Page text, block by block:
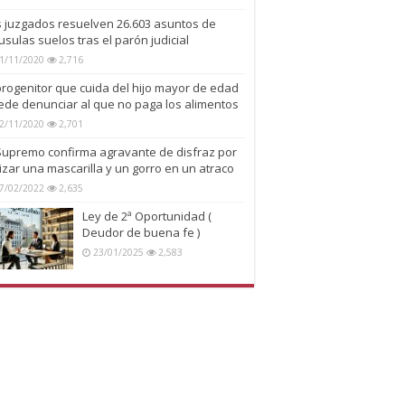
juzgados resuelven 26.603 asuntos de
suelos tras el parón judicial
11/2020 2,716
que cuida del hijo mayor de edad
denunciar al que no paga los alimentos
11/2020 2,701
confirma agravante de disfraz por
una mascarilla y un gorro en un atraco
02/2022 2,635
Ley de 2ª Oportunidad (
Deudor de buena fe )
23/01/2025 2,583